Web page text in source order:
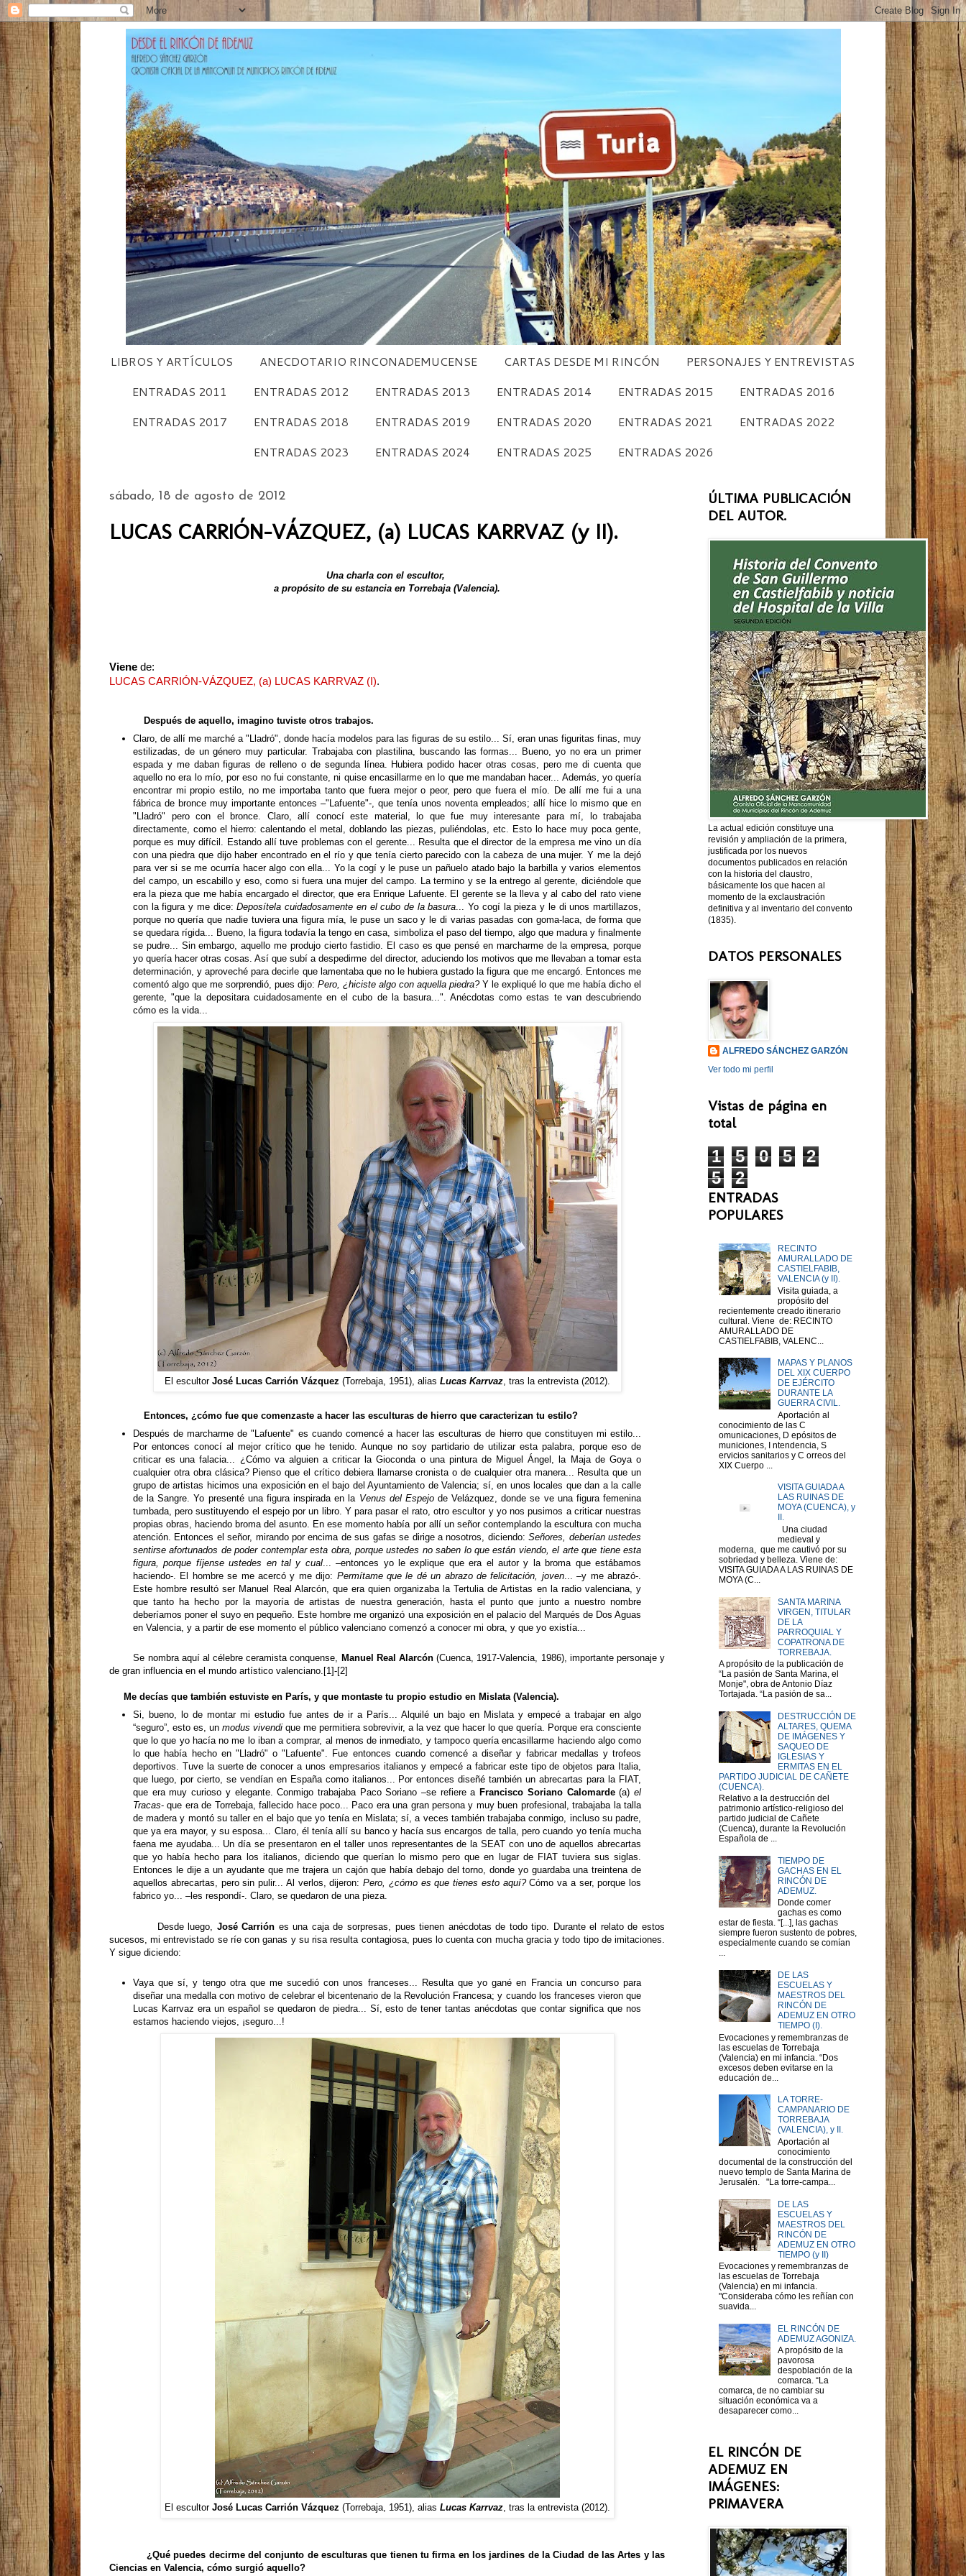
LIBROS Y ARTÍCULOS ANECDOTARIO RINCONADEMUCENSE CARTAS DESDE MI RINCÓN
PERSONAJES Y ENTREVISTAS
ENTRADAS 2011
ENTRADAS 2012 ENTRADAS 2013 ENTRADAS 2014 ENTRADAS 2015
ENTRADAS 2016
ENTRADAS 2017
ENTRADAS 2018 ENTRADAS 2019 ENTRADAS 2020 ENTRADAS 2021
ENTRADAS 2022
ENTRADAS 2023
ENTRADAS 2024 ENTRADAS 2025 ENTRADAS 2026
sábado, 18 de agosto de 2012
LUCAS CARRIÓN-VÁZQUEZ, (a) LUCAS KARRVAZ (y II).
Una charla con el escultor,
a propósito de su estancia en Torrebaja (Valencia).
Viene de:
LUCAS CARRIÓN-VÁZQUEZ, (a) LUCAS KARRVAZ (I).
Después de aquello, imagino tuviste otros trabajos.
Claro, de allí me marché a "Lladró", donde hacía modelos para las figuras de su estilo... Sí, eran unas figuritas finas, muy
estilizadas, de un género muy particular. Trabajaba con plastilina, buscando las formas... Bueno, yo no era un primer
espada y me daban figuras de relleno o de segunda línea. Hubiera podido hacer otras cosas, pero me di cuenta que
aquello no era lo mío, por eso no fui constante, ni quise encasillarme en lo que me mandaban hacer... Además, yo quería
encontrar mi propio estilo, no me importaba tanto que fuera mejor o peor, pero que fuera el mío. De allí me fui a una
fábrica de bronce muy importante entonces –"Lafuente"-, que tenía unos noventa empleados; allí hice lo mismo que en
"Lladró" pero con el bronce. Claro, allí conocí este material, lo que fue muy interesante para mí, lo trabajaba
directamente, como el hierro: calentando el metal, doblando las piezas, puliéndolas, etc. Esto lo hace muy poca gente,
porque es muy difícil. Estando allí tuve problemas con el gerente... Resulta que el director de la empresa me vino un día
con una piedra que dijo haber encontrado en el río y que tenía cierto parecido con la cabeza de una mujer. Y me la dejó
para ver si se me ocurría hacer algo con ella... Yo la cogí y le puse un pañuelo atado bajo la barbilla y varios elementos
del campo, un escabillo y eso, como si fuera una mujer del campo. La termino y se la entrego al gerente, diciéndole que
era la pieza que me había encargado el director, que era Enrique Lafuente. El gerente se la lleva y al cabo del rato viene
con la figura y me dice:Deposítela cuidadosamente en el cubo de la basura... Yo cogí la pieza y le di unos martillazos,
porque no quería que nadie tuviera una figura mía, le puse un saco y le di varias pasadas con goma-laca, de forma que
se quedara rígida... Bueno, la figura todavía la tengo en casa, simboliza el paso del tiempo, algo que madura y finalmente
se pudre... Sin embargo, aquello me produjo cierto fastidio. El caso es que pensé en marcharme de la empresa, porque
yo quería hacer otras cosas. Así que subí a despedirme del director, aduciendo los motivos que me llevaban a tomar esta
determinación, y aproveché para decirle que lamentaba que no le hubiera gustado la figura que me encargó. Entonces me
comentó algo que me sorprendió, pues dijo: Pero, ¿hiciste algo con aquella piedra?Y le expliqué lo que me había dicho el
gerente, "que la depositara cuidadosamente en el cubo de la basura...". Anécdotas como estas te van descubriendo
cómo es la vida...
El escultor José Lucas Carrión Vázquez (Torrebaja, 1951), alias Lucas Karrvaz, tras la entrevista (2012).
Entonces, ¿cómo fue que comenzaste a hacer las esculturas de hierro que caracterizan tu estilo?
Después de marcharme de "Lafuente" es cuando comencé a hacer las esculturas de hierro que constituyen mi estilo...
Por entonces conocí al mejor crítico que he tenido. Aunque no soy partidario de utilizar esta palabra, porque eso de
criticar es una falacia... ¿Cómo va alguien a criticar la Gioconda o una pintura de Miguel Ángel, la Maja de Goya o
cualquier otra obra clásica? Pienso que el crítico debiera llamarse cronista o de cualquier otra manera... Resulta que un
grupo de artistas hicimos una exposición en el bajo del Ayuntamiento de Valencia; sí, en unos locales que dan a la calle
de la Sangre. Yo presenté una figura inspirada en la Venus del Espejode Velázquez, donde se ve una figura femenina
tumbada, pero sustituyendo el espejo por un libro. Y para pasar el rato, otro escultor y yo nos pusimos a criticar nuestras
propias obras, haciendo broma del asunto. En ese momento había por allí un señor contemplando la escultura con mucha
atención. Entonces el señor, mirando por encima de sus gafas se dirige a nosotros, diciendo:Señores, deberían ustedes
sentirse afortunados de poder contemplar esta obra, porque ustedes no saben lo que están viendo, el arte que tiene esta
figura, porque fíjense ustedes en tal y cual... –entonces yo le explique que era el autor y la broma que estábamos
haciendo-. El hombre se me acercó y me dijo: Permítame que le dé un abrazo de felicitación, joven... –y me abrazó-.
Este hombre resultó ser Manuel Real Alarcón, que era quien organizaba la Tertulia de Artistas en la radio valenciana, y
que tanto ha hecho por la mayoría de artistas de nuestra generación, hasta el punto que junto a nuestro nombre
deberíamos poner el suyo en pequeño. Este hombre me organizó una exposición en el palacio del Marqués de Dos Aguas
en Valencia, y a partir de ese momento el público valenciano comenzó a conocer mi obra, y que yo existía...
Se nombra aquí al célebre ceramista conquense, Manuel Real Alarcón(Cuenca, 1917-Valencia, 1986), importante personaje y
de gran influencia en el mundo artístico valenciano. [1]-[2]
Me decías que también estuviste en París, y que montaste tu propio estudio en Mislata (Valencia).
Si, bueno, lo de montar mi estudio fue antes de ir a París... Alquilé un bajo en Mislata y empecé a trabajar en algo
“seguro”, esto es, un modus vivendi que me permitiera sobrevivir, a la vez que hacer lo que quería. Porque era consciente
que lo que yo hacía no me lo iban a comprar, al menos de inmediato, y tampoco quería encasillarme haciendo algo como
lo que había hecho en "Lladró" o "Lafuente". Fue entonces cuando comencé a diseñar y fabricar medallas y trofeos
deportivos. Tuve la suerte de conocer a unos empresarios italianos y empecé a fabricar este tipo de objetos para Italia,
que luego, por cierto, se vendían en España como italianos... Por entonces diseñé también un abrecartas para la FIAT,
que era muy curioso y elegante. Conmigo trabajaba Paco Soriano –se refiere a Francisco Soriano Calomarde(a)el
Tracas- que era de Torrebaja, fallecido hace poco... Paco era una gran persona y muy buen profesional, trabajaba la talla
de madera y montó su taller en el bajo que yo tenía en Mislata; sí, a veces también trabajaba conmigo, incluso su padre,
que ya era mayor, y su esposa... Claro, él tenía allí su banco y hacía sus encargos de talla, pero cuando yo tenía mucha
faena me ayudaba... Un día se presentaron en el taller unos representantes de la SEAT con uno de aquellos abrecartas
que yo había hecho para los italianos, diciendo que querían lo mismo pero que en lugar de FIAT tuviera sus siglas.
Entonces le dije a un ayudante que me trajera un cajón que había debajo del torno, donde yo guardaba una treintena de
aquellos abrecartas, pero sin pulir... Al verlos, dijeron: Pero, ¿cómo es que tienes esto aquí?Cómo va a ser, porque los
fabrico yo... –les respondí-. Claro, se quedaron de una pieza.
Desde luego, José Carrión es una caja de sorpresas, pues tienen anécdotas de todo tipo. Durante el relato de estos
sucesos, mi entrevistado se ríe con ganas y su risa resulta contagiosa, pues lo cuenta con mucha gracia y todo tipo de imitaciones.
Y sigue diciendo:
Vaya que sí, y tengo otra que me sucedió con unos franceses... Resulta que yo gané en Francia un concurso para
diseñar una medalla con motivo de celebrar el bicentenario de la Revolución Francesa; y cuando los franceses vieron que
Lucas Karrvaz era un español se quedaron de piedra... Sí, esto de tener tantas anécdotas que contar significa que nos
estamos haciendo viejos, ¡seguro...!
El escultor José Lucas Carrión Vázquez (Torrebaja, 1951), alias Lucas Karrvaz, tras la entrevista (2012).
¿Qué puedes decirme del conjunto de esculturas que tienen tu firma en los jardines de la Ciudad de las Artes y las
Ciencias en Valencia, cómo surgió aquello?
ÚLTIMA PUBLICACIÓN
DEL AUTOR.
La actual edición constituye una
revisión y ampliación de la primera,
justificada por los nuevos
documentos publicados en relación
con la historia del claustro,
básicamente los que hacen al
momento de la exclaustración
definitiva y al inventario del convento
(1835).
DATOS PERSONALES
ALFREDO SÁNCHEZ GARZÓN
Ver todo mi perfil
Vistas de página en
total
1 5 0 5
2
5
2
ENTRADAS
POPULARES
RECINTO
AMURALLADO DE
CASTIELFABIB,
VALENCIA (y II).
Visita guiada, a
propósito del
recientemente creado itinerario
cultural. Viene de: RECINTO
AMURALLADO DE
CASTIELFABIB, VALENC...
MAPAS Y PLANOS
DEL XIX CUERPO
DE EJÉRCITO
DURANTE LA
GUERRA CIVIL.
Aportación al
conocimiento de las C
omunicaciones, D epósitos de
municiones, I ntendencia, S
ervicios sanitarios y C orreos del
XIX Cuerpo ...
VISITA GUIADA A
LAS RUINAS DE
MOYA (CUENCA), y
II.
Una ciudad
medieval y
moderna, que me cautivó por su
sobriedad y belleza. Viene de:
VISITA GUIADA A LAS RUINAS DE
MOYA (C...
SANTA MARINA
VIRGEN, TITULAR
DE LA
PARROQUIAL Y
COPATRONA DE
TORREBAJA.
A propósito de la publicación de
“La pasión de Santa Marina, el
Monje", obra de Antonio Díaz
Tortajada. “La pasión de sa...
DESTRUCCIÓN DE
ALTARES, QUEMA
DE IMÁGENES Y
SAQUEO DE
IGLESIAS Y
ERMITAS EN EL
PARTIDO JUDICIAL DE CAÑETE
(CUENCA).
Relativo a la destrucción del
patrimonio artístico-religioso del
partido judicial de Cañete
(Cuenca), durante la Revolución
Española de ...
TIEMPO DE
GACHAS EN EL
RINCÓN DE
ADEMUZ.
Donde comer
gachas es como
estar de fiesta. “[...], las gachas
siempre fueron sustento de pobres,
especialmente cuando se comían
...
DE LAS
ESCUELAS Y
MAESTROS DEL
RINCÓN DE
ADEMUZ EN OTRO
TIEMPO (I).
Evocaciones y remembranzas de
las escuelas de Torrebaja
(Valencia) en mi infancia. “Dos
excesos deben evitarse en la
educación de...
LA TORRE-
CAMPANARIO DE
TORREBAJA
(VALENCIA), y II.
Aportación al
conocimiento
documental de la construcción del
nuevo templo de Santa Marina de
Jerusalén. "La torre-campa...
DE LAS
ESCUELAS Y
MAESTROS DEL
RINCÓN DE
ADEMUZ EN OTRO
TIEMPO (y II)
Evocaciones y remembranzas de
las escuelas de Torrebaja
(Valencia) en mi infancia.
"Consideraba cómo les reñían con
suavida...
EL RINCÓN DE
ADEMUZ AGONIZA.
A propósito de la
pavorosa
despoblación de la
comarca. “La
comarca, de no cambiar su
situación económica va a
desaparecer como...
EL RINCÓN DE
ADEMUZ EN
IMÁGENES:
PRIMAVERA